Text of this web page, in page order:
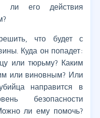
ли его действия
что будет с
Куда он попадет:
или тюрьму? Каким
или виновным? Или
направится в
безопасности
ли ему помочь?